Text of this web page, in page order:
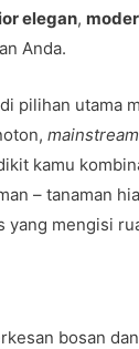
elegan,
Anda.
pilihan utama
mainstream
kamu
– tanaman
yang mengisi
bosan